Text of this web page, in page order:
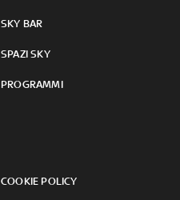
SKY BAR
SPAZI SKY
PROGRAMMI
COOKIE POLICY